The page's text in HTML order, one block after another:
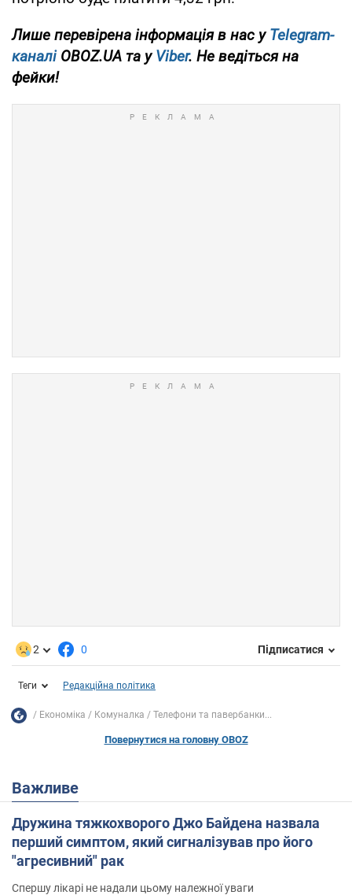
Лише перевірена інформація в нас уTelegram-
каналіOBOZ.UA та уViber. Не ведіться на
фейки!
2 0 Підписатися
Теги Редакційна політика
Економіка Комуналка Телефони та павербанки...
Повернутися на головну OBOZ
Важливе
Дружина тяжкохворого Джо Байдена назвала
перший симптом, який сигналізував про його
"агресивний" рак
Спершу лікарі не надали цьому належної уваги